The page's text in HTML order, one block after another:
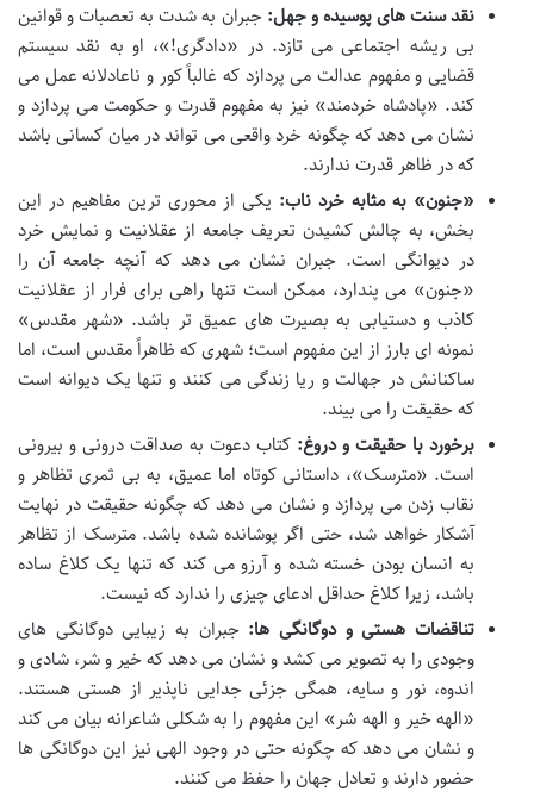
نقد سنت های پوسیده و جهل: جبران به شدت به تعصبات و قوانین
بی ریشه اجتماعی می تازد. در «دادگری!»، او به نقد سیستم
قضایی و مفهوم عدالت می پردازد که غالباً کور و ناعادلانه عمل می
کند. «پادشاه خردمند» نیز به مفهوم قدرت و حکومت می پردازد و
نشان می دهد که چگونه خرد واقعی می تواند در میان کسانی باشد
که در ظاهر قدرت ندارند.
«جنون» به مثابه خرد ناب: یکی از محوری ترین مفاهیم در این
بخش، به چالش کشیدن تعریف جامعه از عقلانیت و نمایش خرد
در دیوانگی است. جبران نشان می دهد که آنچه جامعه آن را
«جنون» می پندارد، ممکن است تنها راهی برای فرار از عقلانیت
کاذب و دستیابی به بصیرت های عمیق تر باشد. «شهر مقدس»
نمونه ای بارز از این مفهوم است؛ شهری که ظاهراً مقدس است، اما
ساکنانش در جهالت و ریا زندگی می کنند و تنها یک دیوانه است
که حقیقت را می بیند.
برخورد با حقیقت و دروغ: کتاب دعوت به صداقت درونی و بیرونی
است. «مترسک»، داستانی کوتاه اما عمیق، به بی ثمری تظاهر و
نقاب زدن می پردازد و نشان می دهد که چگونه حقیقت در نهایت
آشکار خواهد شد، حتی اگر پوشانده شده باشد. مترسک از تظاهر
به انسان بودن خسته شده و آرزو می کند که تنها یک کلاغ ساده
باشد، زیرا کلاغ حداقل ادعای چیزی را ندارد که نیست.
تناقضات هستی و دوگانگی ها: جبران به زیبایی دوگانگی های
وجودی را به تصویر می کشد و نشان می دهد که خیر و شر، شادی و
اندوه، نور و سایه، همگی جزئی جدایی ناپذیر از هستی هستند.
«الهه خیر و الهه شر» این مفهوم را به شکلی شاعرانه بیان می کند
و نشان می دهد که چگونه حتی در وجود الهی نیز این دوگانگی ها
حضور دارند و تعادل جهان را حفظ می کنند.